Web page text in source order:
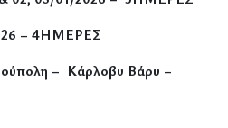
– 4ΗΜΕΡΕΣ
– Κάρλοβυ Βάρυ –